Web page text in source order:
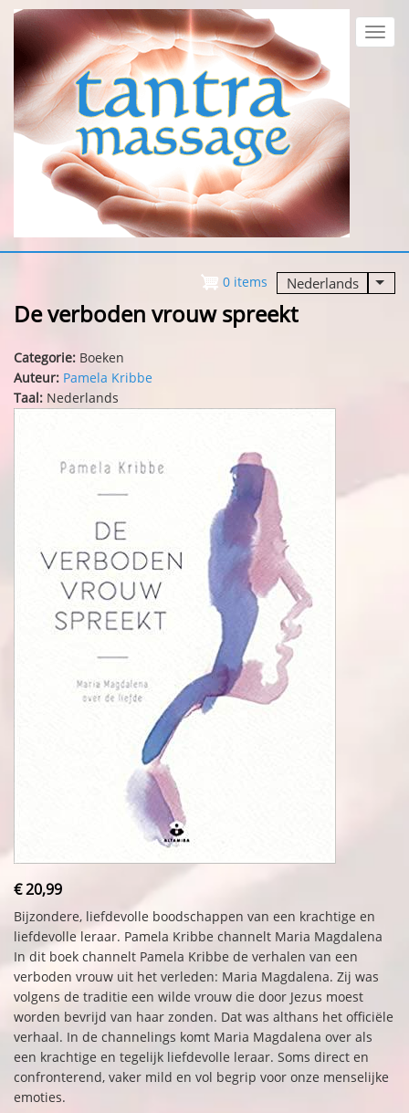
Overslaan
en
naar
inhoud
gaan
Nederlands
0 items
De verboden vrouw spreekt
Categorie: Boeken
Auteur: Pamela Kribbe
Taal: Nederlands
€ 20,99
Bijzondere, liefdevolle boodschappen van een krachtige en
liefdevolle leraar. Pamela Kribbe channelt Maria Magdalena
In dit boek channelt Pamela Kribbe de verhalen van een
verboden vrouw uit het verleden: Maria Magdalena. Zij was
volgens de traditie een wilde vrouw die door Jezus moest
worden bevrijd van haar zonden. Dat was althans het officiële
verhaal. In de channelings komt Maria Magdalena over als
een krachtige en tegelijk liefdevolle leraar. Soms direct en
confronterend, vaker mild en vol begrip voor onze menselijke
emoties.